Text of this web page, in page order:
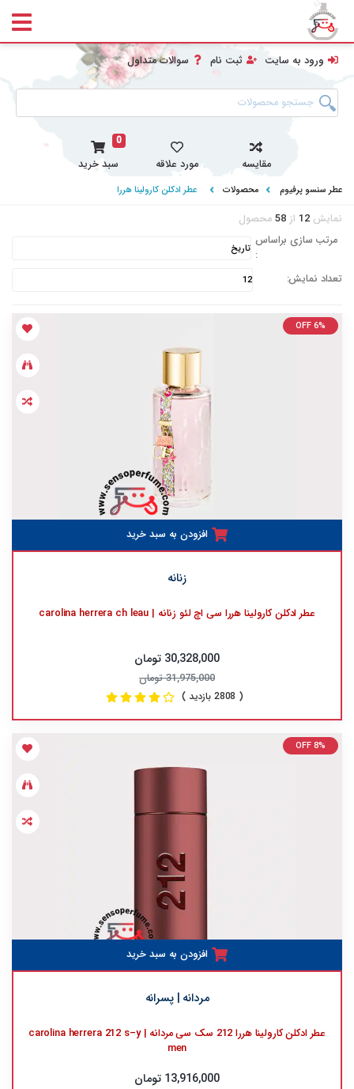
ورود به سایت ثبت نام سوالات متداول
مقایسه مورد علاقه
0
سبد خرید
عطر سنسو پرفیوم محصولات عطر ادکلن کارولینا هررا
نمایش 12 از 58 محصول
مرتب سازی براساس
:
تعداد نمایش:
OFF 6%
افزودن به سبد خرید
زنانه
عطر ادکلن کارولینا هررا سی اچ لئو زنانه | carolina herrera ch leau
30,328,000 تومان
31,975,000 تومان
( 2808 بازدید )
OFF 8%
افزودن به سبد خرید
مردانه | پسرانه
عطر ادکلن کارولینا هررا 212 سک سی مردانه | carolina herrera 212 s–y
men
13,916,000 تومان